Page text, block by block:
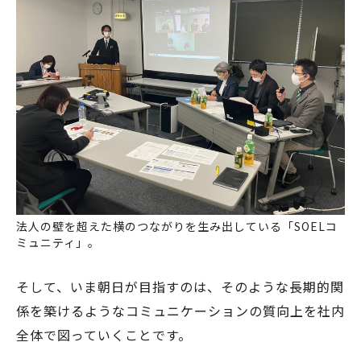
法人の壁を超えた横のつながりを生み出している「SOELコ
ミュニティ」。
そして、いま朝日が目指すのは、そのような長期的関
係を築けるようなコミュニケーションの質向上を社内
全体で図っていくことです。